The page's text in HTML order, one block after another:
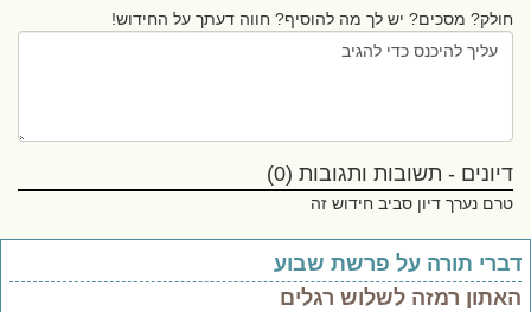
חולק? מסכים? יש לך מה להוסיף? חווה דעתך על החידוש!
דיונים - תשובות ותגובות (0)
טרם נערך דיון סביב חידוש זה
תורה על פרשת שבוע
רמזה לשלוש רגלים